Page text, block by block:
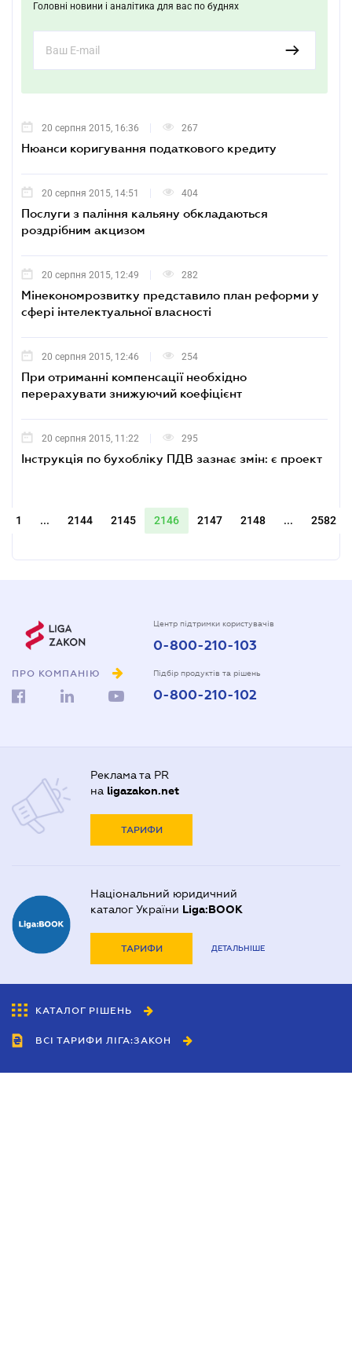
Головні новини і аналітика для вас по буднях
20 серпня 2015, 16:36 267
Нюанси коригування податкового кредиту
20 серпня 2015, 14:51 404
Послуги з паління кальяну обкладаються
роздрібним акцизом
20 серпня 2015, 12:49 282
Мінекономрозвитку представило план реформи у
сфері інтелектуальної власності
20 серпня 2015, 12:46 254
При отриманні компенсації необхідно
перерахувати знижуючий коефіцієнт
20 серпня 2015, 11:22 295
Інструкція по бухобліку ПДВ зазнає змін: є проект
1 ... 2144 2145 2146 2147 2148 ... 2582
ПРО КОМПАНІЮ
Центр підтримки користувачів
0-800-210-103
Підбір продуктів та рішень
0-800-210-102
Реклама та PR
на ligazakon.net
ТАРИФИ
Національний юридичний
каталог України Liga:BOOK
ТАРИФИ ДЕТАЛЬНІШЕ
КАТАЛОГ РІШЕНЬ
ВСІ ТАРИФИ ЛІГА:ЗАКОН